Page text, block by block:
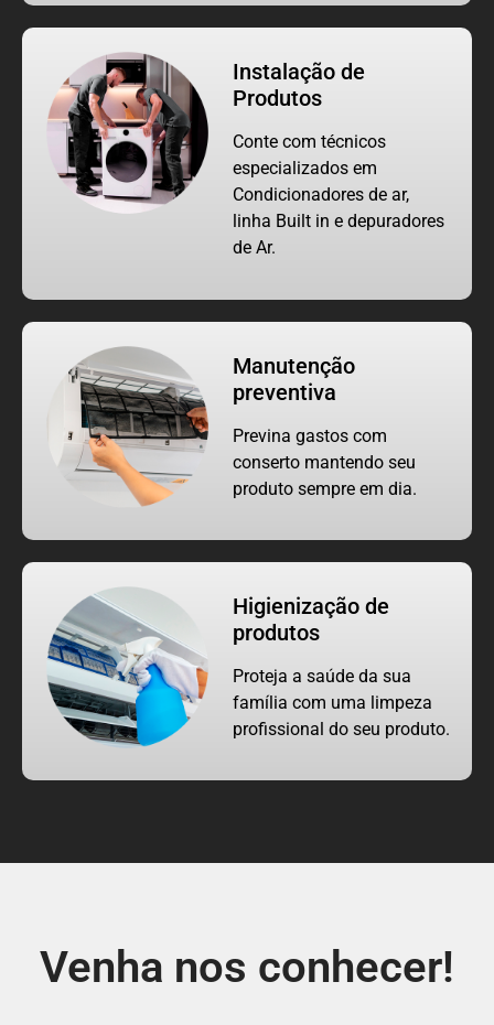
Instalação de
Produtos
Conte com técnicos
especializados em
Condicionadores de ar,
linha Built in e depuradores
de Ar.
Manutenção
preventiva
Previna gastos com
conserto mantendo seu
produto sempre em dia.
Higienização de
produtos
Proteja a saúde da sua
família com uma limpeza
profissional do seu produto.
Venha nos conhecer!